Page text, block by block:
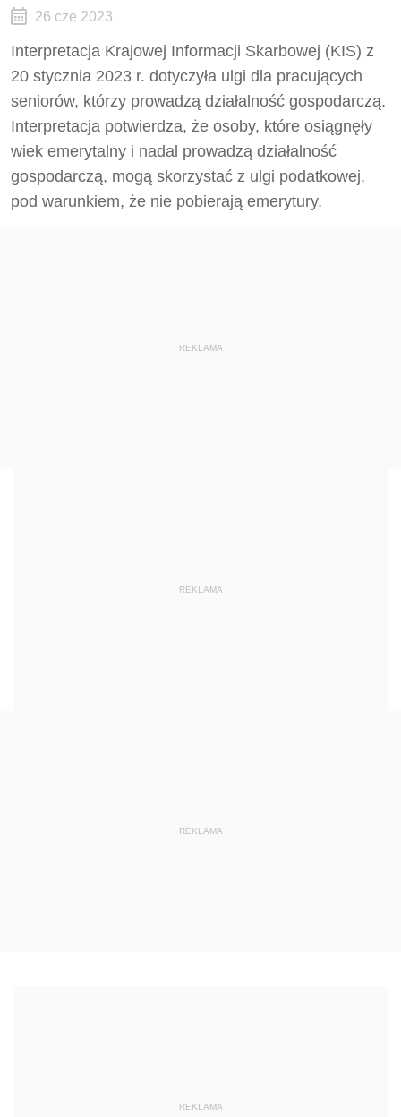
26 cze 2023
Interpretacja Krajowej Informacji Skarbowej (KIS) z
20 stycznia 2023 r. dotyczyła ulgi dla pracujących
seniorów, którzy prowadzą działalność gospodarczą.
Interpretacja potwierdza, że osoby, które osiągnęły
wiek emerytalny i nadal prowadzą działalność
gospodarczą, mogą skorzystać z ulgi podatkowej,
pod warunkiem, że nie pobierają emerytury.
REKLAMA
REKLAMA
REKLAMA
REKLAMA